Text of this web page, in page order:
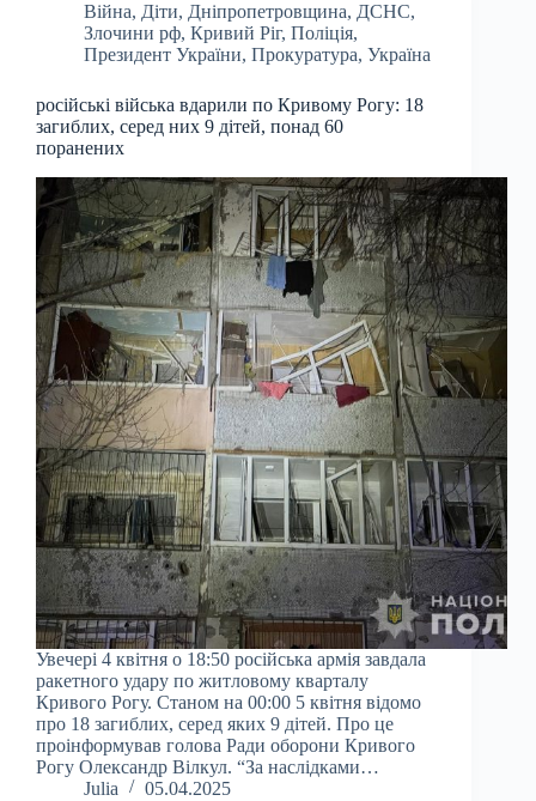
Війна, Діти, Дніпропетровщина, ДСНС,
Злочини рф, Кривий Ріг, Поліція,
Президент України, Прокуратура, Україна
російські війська вдарили по Кривому Рогу: 18
загиблих, серед них 9 дітей, понад 60
поранених
Увечері 4 квітня о 18:50 російська армія завдала
ракетного удару по житловому кварталу
Кривого Рогу. Станом на 00:00 5 квітня відомо
про 18 загиблих, серед яких 9 дітей. Про це
проінформував голова Ради оборони Кривого
Рогу Олександр Вілкул. “За наслідками…
Julia
05.04.2025